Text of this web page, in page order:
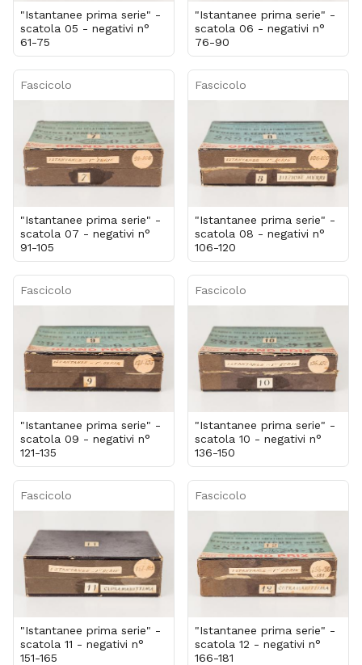
"Istantanee prima serie" -
scatola 05 - negativi n°
61-75
"Istantanee prima serie" -
scatola 06 - negativi n°
76-90
Fascicolo
"Istantanee prima serie" -
scatola 07 - negativi n°
91-105
Fascicolo
"Istantanee prima serie" -
scatola 08 - negativi n°
106-120
Fascicolo
"Istantanee prima serie" -
scatola 09 - negativi n°
121-135
Fascicolo
"Istantanee prima serie" -
scatola 10 - negativi n°
136-150
Fascicolo
"Istantanee prima serie" -
scatola 11 - negativi n°
151-165
Fascicolo
"Istantanee prima serie" -
scatola 12 - negativi n°
166-181